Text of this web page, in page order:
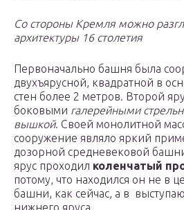
Со стороны Кремля можно
архитектуры 16 столетия
Первоначально башня была
двухъярусной, квадратной в
стен более 2 метров. Второй
боковыми галерейными
вышкой. Своей монолитной
сооружение являло яркий
дозорной средневековой
ярус проходил коленчатый
потому, что находился он не в
башни, как сейчас, а в
нижнего яруса.